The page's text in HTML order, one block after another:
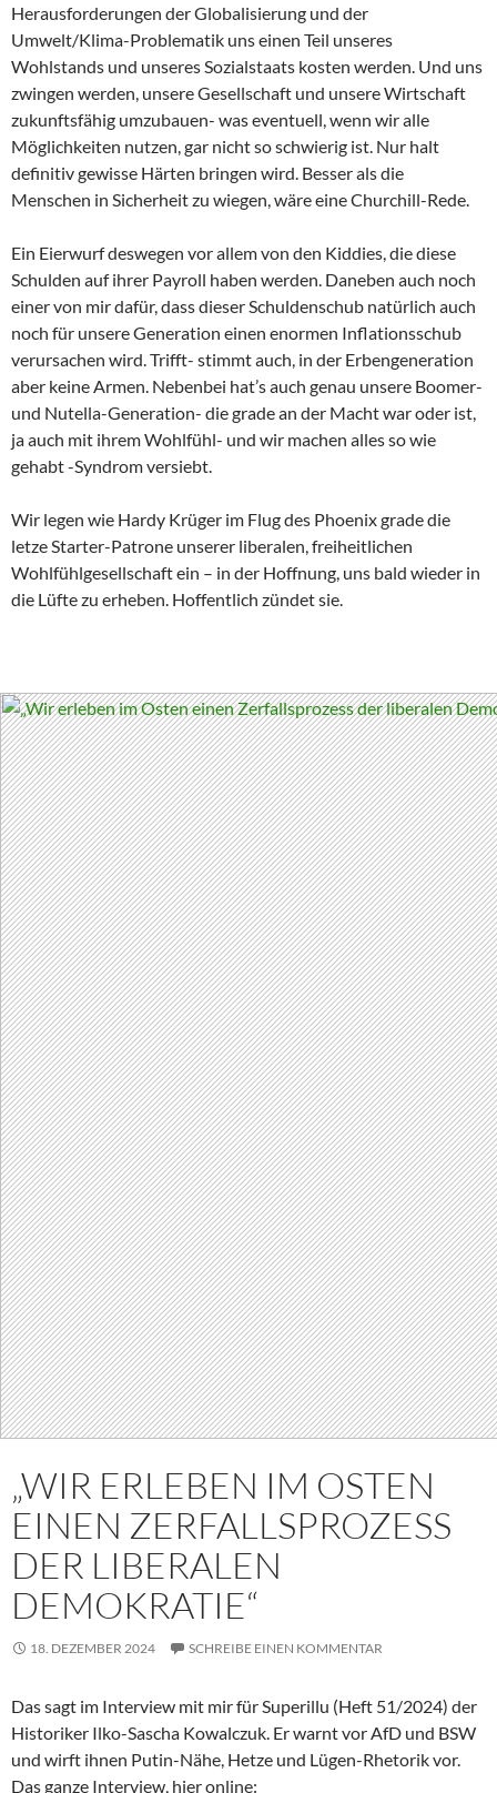
Herausforderungen der Globalisierung und der
Umwelt/Klima-Problematik uns einen Teil unseres
Wohlstands und unseres Sozialstaats kosten werden. Und uns
zwingen werden, unsere Gesellschaft und unsere Wirtschaft
zukunftsfähig umzubauen- was eventuell, wenn wir alle
Möglichkeiten nutzen, gar nicht so schwierig ist. Nur halt
definitiv gewisse Härten bringen wird. Besser als die
Menschen in Sicherheit zu wiegen, wäre eine Churchill-Rede.
Ein Eierwurf deswegen vor allem von den Kiddies, die diese
Schulden auf ihrer Payroll haben werden. Daneben auch noch
einer von mir dafür, dass dieser Schuldenschub natürlich auch
noch für unsere Generation einen enormen Inflationsschub
verursachen wird. Trifft- stimmt auch, in der Erbengeneration
aber keine Armen. Nebenbei hat’s auch genau unsere Boomer-
und Nutella-Generation- die grade an der Macht war oder ist,
ja auch mit ihrem Wohlfühl- und wir machen alles so wie
gehabt -Syndrom versiebt.
Wir legen wie Hardy Krüger im Flug des Phoenix grade die
letze Starter-Patrone unserer liberalen, freiheitlichen
Wohlfühlgesellschaft ein – in der Hoffnung, uns bald wieder in
die Lüfte zu erheben. Hoffentlich zündet sie.
„WIR ERLEBEN IM OSTEN
EINEN ZERFALLSPROZESS
DER LIBERALEN
DEMOKRATIE“
18. DEZEMBER 2024 SCHREIBE EINEN KOMMENTAR
Das sagt im Interview mit mir für Superillu (Heft 51/2024) der
Historiker Ilko-Sascha Kowalczuk. Er warnt vor AfD und BSW
und wirft ihnen Putin-Nähe, Hetze und Lügen-Rhetorik vor.
Das ganze Interview, hier online: